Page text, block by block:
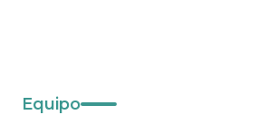
Equipo